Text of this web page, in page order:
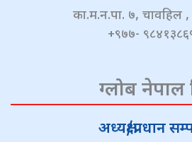
का.म.न.पा. ७, चावहिल ,
+९७७-
ग्लोब नेपाल
अध्यक्ष/प्रधान